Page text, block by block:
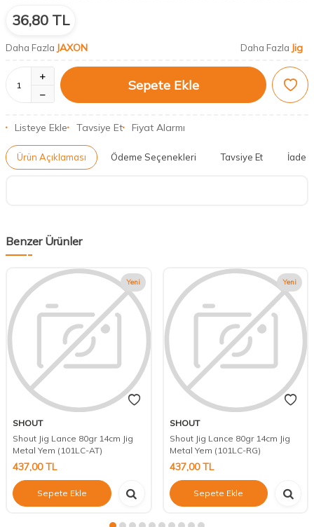
36,80 TL
Daha Fazla JAXON Daha Fazla Jig
Sepete Ekle
Listeye Ekle Tavsiye Et Fiyat Alarmı
Ürün Açıklaması Ödeme Seçenekleri Tavsiye Et İade
Benzer Ürünler
Yeni
SHOUT
Shout Jig Lance 80gr 14cm Jig
Metal Yem (101LC-AT)
437,00TL
Sepete Ekle
Yeni
SHOUT
Shout Jig Lance 80gr 14cm Jig
Metal Yem (101LC-RG)
437,00TL
Sepete Ekle